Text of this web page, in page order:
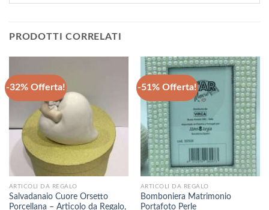
PRODOTTI CORRELATI
-32% Offerta!
ARTICOLI DA REGALO
Salvadanaio Cuore Orsetto
Porcellana – Articolo da Regalo,
-51% Offerta!
ARTICOLI DA REGALO
Bomboniera Matrimonio
Portafoto Perle